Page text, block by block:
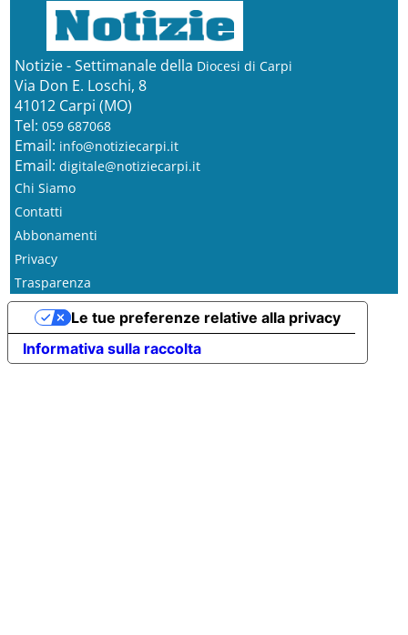
Notizie - Settimanale della Diocesi di Carpi
Via Don E. Loschi, 8
41012 Carpi (MO)
Tel: 059 687068
Email: info@notiziecarpi.it
Email: digitale@notiziecarpi.it
Chi Siamo
Contatti
Abbonamenti
Privacy
Trasparenza
Informativa sulla raccolta
Le tue preferenze relative alla privacy